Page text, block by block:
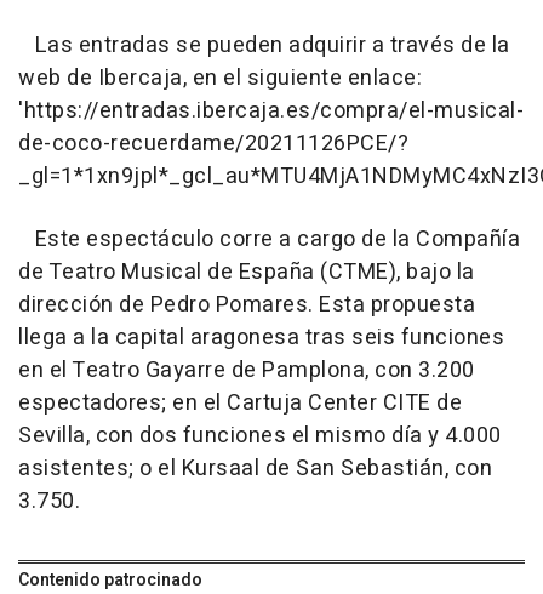
Las entradas se pueden adquirir a través de la
web de Ibercaja, en el siguiente enlace:
'https://entradas.ibercaja.es/compra/el-musical-
de-coco-recuerdame/20211126PCE/?
Este espectáculo corre a cargo de la Compañía
de Teatro Musical de España (CTME), bajo la
dirección de Pedro Pomares. Esta propuesta
llega a la capital aragonesa tras seis funciones
en el Teatro Gayarre de Pamplona, con 3.200
espectadores; en el Cartuja Center CITE de
Sevilla, con dos funciones el mismo día y 4.000
asistentes; o el Kursaal de San Sebastián, con
3.750.
Contenido patrocinado